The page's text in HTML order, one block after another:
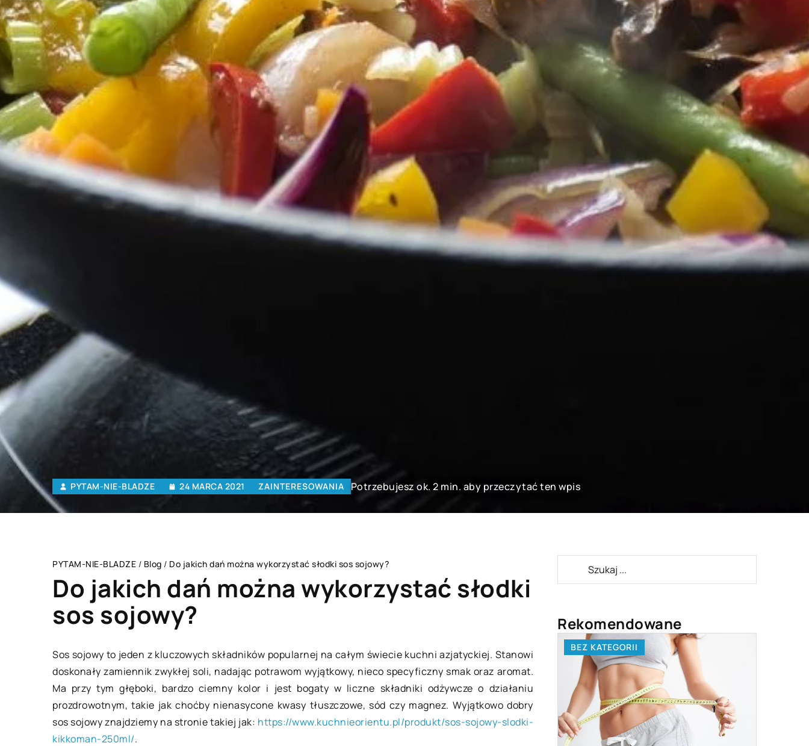
PYTAM-NIE-BLADZE 24 MARCA 2021 ZAINTERESOWANIA Potrzebujesz ok. 2 min. aby przeczytać ten wpis
PYTAM-NIE-BLADZE / Blog / Do jakich dań można wykorzystać słodki sos sojowy?
Do jakich dań można wykorzystać słodki
sos sojowy?
Sos sojowy to jeden z kluczowych składników popularnej na całym świecie kuchni azjatyckiej. Stanowi
doskonały zamiennik zwykłej soli, nadając potrawom wyjątkowy, nieco specyficzny smak oraz aromat.
Ma przy tym głęboki, bardzo ciemny kolor i jest bogaty w liczne składniki odżywcze o działaniu
prozdrowotnym, takie jak choćby nienasycone kwasy tłuszczowe, sód czy magnez. Wyjątkowo dobry
sos sojowy znajdziemy na stronie takiej jak: https://www.kuchnieorientu.pl/produkt/sos-sojowy-slodki-
kikkoman-250ml/.
Rekomendowane
BEZ KATEGORII